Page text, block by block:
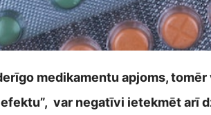
medikamentu apjoms,
var negatīvi ietekmēt arī